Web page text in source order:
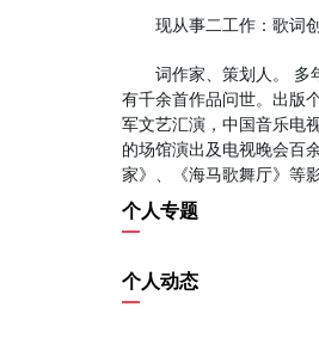
现从事二工作：歌词创
词作家、策划人。 多年
有千余首作品问世。出版
军文艺汇演，中国音乐电
的场馆演出及电视晚会百
家》、《海马歌舞厅》等
个人专题
个人动态